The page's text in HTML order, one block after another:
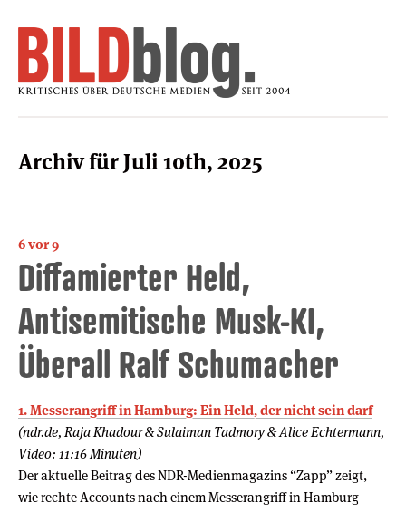
Archiv für Juli 10th, 2025
6 vor 9
Diffamierter Held,
Antisemitische Musk-KI,
Überall Ralf Schumacher
1. Messerangriff in Hamburg: Ein Held, der nicht sein darf
(ndr.de, Raja Khadour & Sulaiman Tadmory & Alice Echtermann,
Video: 11:16 Minuten)
Der aktuelle Beitrag des NDR-Medienmagazins “Zapp” zeigt,
wie rechte Accounts nach einem Messerangriff in Hamburg